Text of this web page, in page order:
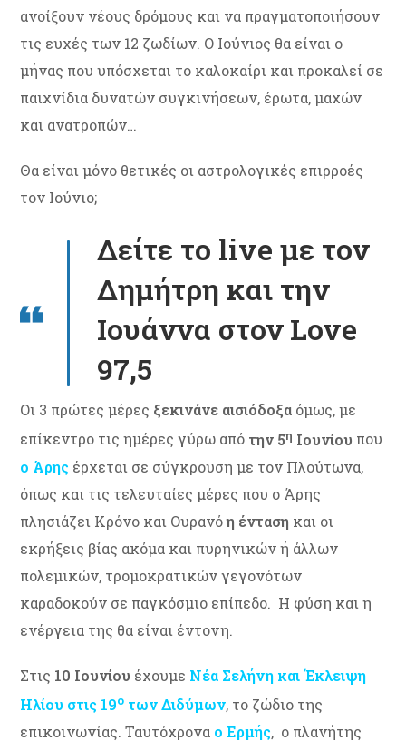
ανοίξουν νέους δρόμους και να πραγματοποιήσουν
τις ευχές των 12 ζωδίων. Ο Ιούνιος θα είναι ο
μήνας που υπόσχεται το καλοκαίρι και προκαλεί σε
παιχνίδια δυνατών συγκινήσεων, έρωτα, μαχών
και ανατροπών…
Θα είναι μόνο θετικές οι αστρολογικές επιρροές
τον Ιούνιο;
Δείτε το live με τον
Δημήτρη και την
Ιουάννα στον Love
97,5
Οι 3 πρώτες μέρες ξεκινάνε αισιόδοξα όμως, με
επίκεντρο τις ημέρες γύρω από την 5η Ιουνίου που
ο Άρης έρχεται σε σύγκρουση με τον Πλούτωνα,
όπως και τις τελευταίες μέρες που ο Άρης
πλησιάζει Κρόνο και Ουρανόη ένταση και οι
εκρήξεις βίας ακόμα και πυρηνικών ή άλλων
πολεμικών, τρομοκρατικών γεγονότων
καραδοκούν σε παγκόσμιο επίπεδο. Η φύση και η
ενέργεια της θα είναι έντονη.
Στις 10 Ιουνίου έχουμε Νέα Σελήνη και Έκλειψη
Ηλίου στις 19ο των Διδύμων, το ζώδιο της
επικοινωνίας. Ταυτόχρονα ο Ερμής, ο πλανήτης